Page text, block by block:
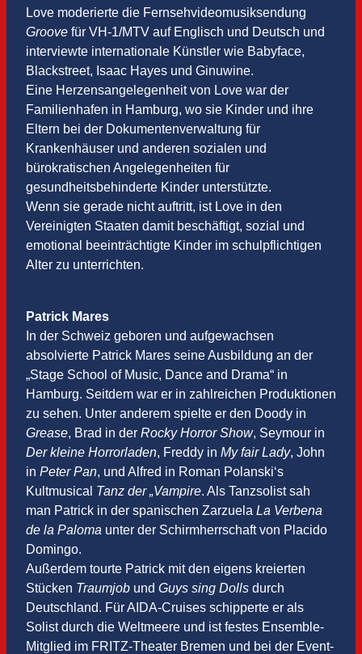
Love moderierte die Fernsehvideomusiksendung
Groove für VH-1/MTV auf Englisch und Deutsch und
interviewte internationale Künstler wie Babyface,
Blackstreet, Isaac Hayes und Ginuwine.
Eine Herzensangelegenheit von Love war der
Familienhafen in Hamburg, wo sie Kinder und ihre
Eltern bei der Dokumentenverwaltung für
Krankenhäuser und anderen sozialen und
bürokratischen Angelegenheiten für
gesundheitsbehinderte Kinder unterstützte.
Wenn sie gerade nicht auftritt, ist Love in den
Vereinigten Staaten damit beschäftigt, sozial und
emotional beeinträchtigte Kinder im schulpflichtigen
Alter zu unterrichten.
Patrick Mares
In der Schweiz geboren und aufgewachsen
absolvierte Patrick Mares seine Ausbildung an der
„Stage School of Music, Dance and Drama“ in
Hamburg. Seitdem war er in zahlreichen Produktionen
zu sehen. Unter anderem spielte er den Doody in
Grease, Brad in der Rocky Horror Show, Seymour in
Der kleine Horrorladen, Freddy in My fair Lady, John
in Peter Pan, und Alfred in Roman Polanski‘s
Kultmusical Tanz der „Vampire. Als Tanzsolist sah
man Patrick in der spanischen Zarzuela La Verbena
de la Paloma unter der Schirmherrschaft von Placido
Domingo.
Außerdem tourte Patrick mit den eigens kreierten
Stücken Traumjob und Guys sing Dolls durch
Deutschland. Für AIDA-Cruises schipperte er als
Solist durch die Weltmeere und ist festes Ensemble-
Mitglied im FRITZ-Theater Bremen und bei der Event-